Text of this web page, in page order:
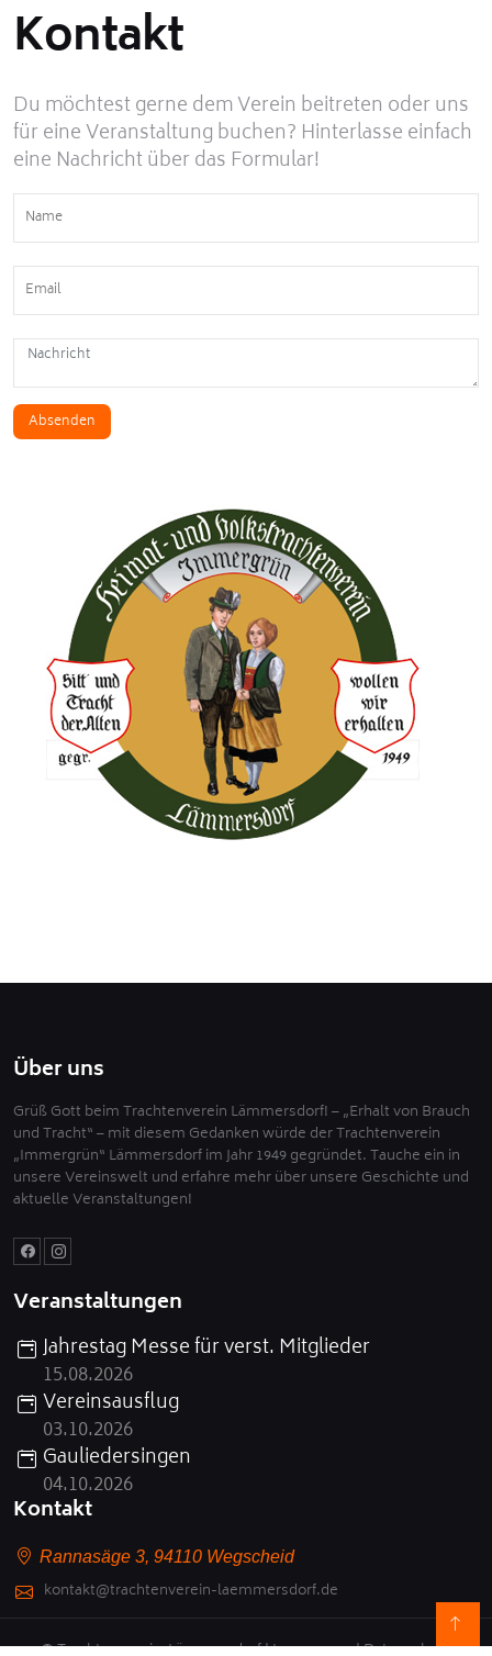
Kontakt
Du möchtest gerne dem Verein beitreten oder uns
für eine Veranstaltung buchen? Hinterlasse einfach
eine Nachricht über das Formular!
Absenden
Über uns
Grüß Gott beim Trachtenverein Lämmersdorf! – „Erhalt von Brauch
und Tracht“ – mit diesem Gedanken würde der Trachtenverein
„Immergrün“ Lämmersdorf im Jahr 1949 gegründet. Tauche ein in
unsere Vereinswelt und erfahre mehr über unsere Geschichte und
aktuelle Veranstaltungen!
Veranstaltungen
Jahrestag Messe für verst. Mitglieder
15.08.2026
Vereinsausflug
03.10.2026
Gauliedersingen
04.10.2026
Kontakt
Rannasäge 3, 94110 Wegscheid
kontakt@trachtenverein-laemmersdorf.de